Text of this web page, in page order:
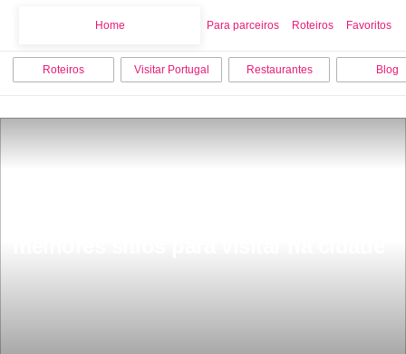
Home Para parceiros Roteiros Favoritos
Roteiros Visitar Portugal Restaurantes Blog